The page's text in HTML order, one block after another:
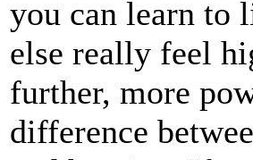
you can learn to
else really feel
further, more
difference